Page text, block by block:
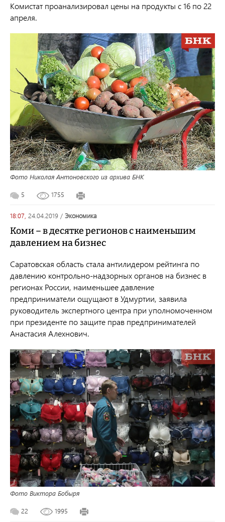
Комистат проанализировал цены на продукты с 16 по 22
апреля.
Фото Николая Антоновского из архива БНК
5 1755
18:07, 24.04.2019 / экономика
Коми – в десятке регионов с наименьшим
давлением на бизнес
Саратовская область стала антилидером рейтинга по
давлению контрольно-надзорных органов на бизнес в
регионах России, наименьшее давление
предприниматели ощущают в Удмуртии, заявила
руководитель экспертного центра при уполномоченном
при президенте по защите прав предпринимателей
Анастасия Алехнович.
Фото Виктора Бобыря
22 1995